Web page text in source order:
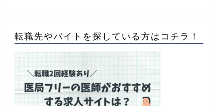
転職先やバイトを探している方はコチラ！